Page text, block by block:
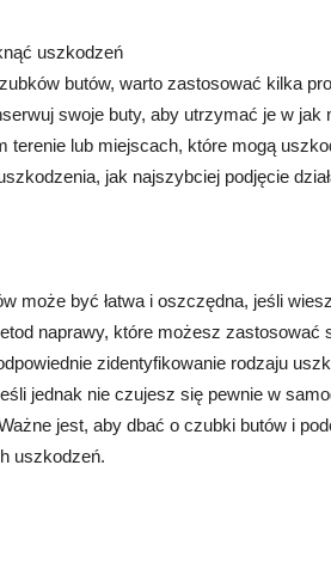
uszkodzeń
butów, warto zastosować kilka
swoje buty, aby utrzymać je w jak
terenie lub miejscach, które mogą
jak najszybciej podjęcie
może być łatwa i oszczędna, jeśli
naprawy, które możesz zastosować
zidentyfikowanie rodzaju
jednak nie czujesz się pewnie w
jest, aby dbać o czubki butów i
uszkodzeń.